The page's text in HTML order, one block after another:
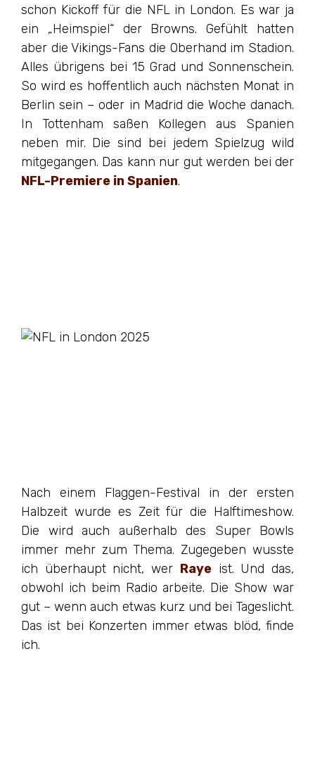
schon Kickoff für die NFL in London. Es war ja
ein „Heimspiel“ der Browns. Gefühlt hatten
aber die Vikings-Fans die Oberhand im Stadion.
Alles übrigens bei 15 Grad und Sonnenschein.
So wird es hoffentlich auch nächsten Monat in
Berlin sein – oder in Madrid die Woche danach.
In Tottenham saßen Kollegen aus Spanien
neben mir. Die sind bei jedem Spielzug wild
mitgegangen. Das kann nur gut werden bei der
NFL-Premiere in Spanien.
Nach einem Flaggen-Festival in der ersten
Halbzeit wurde es Zeit für die Halftimeshow.
Die wird auch außerhalb des Super Bowls
immer mehr zum Thema. Zugegeben wusste
ich überhaupt nicht, wer Rayeist. Und das,
obwohl ich beim Radio arbeite. Die Show war
gut – wenn auch etwas kurz und bei Tageslicht.
Das ist bei Konzerten immer etwas blöd, finde
ich.